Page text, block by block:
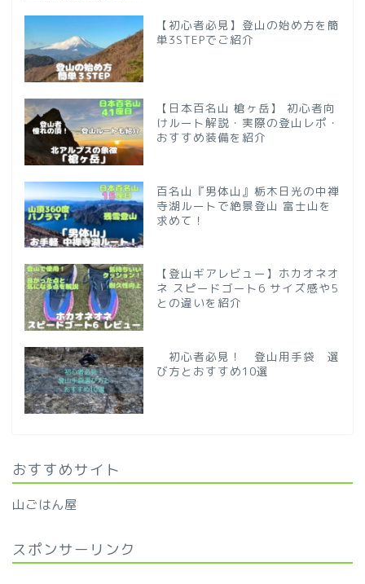
【初心者必見】登山の始め方を簡
単3STEPでご紹介
【日本百名山 槍ヶ岳】 初心者向
けルート解説・実際の登山レポ・
おすすめ装備を紹介
百名山『男体山』栃木日光の中禅
寺湖ルートで絶景登山 富士山を
求めて！
【登山ギアレビュー】ホカオネオ
ネ スピードゴート6 サイズ感や5
との違いを紹介
初心者必見！ 登山用手袋 選
び方とおすすめ10選
おすすめサイト
山ごはん屋
スポンサーリンク